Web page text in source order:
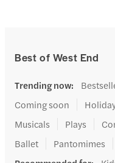
Best of West End
Trending now:
Coming soon
Musicals
Plays
Ballet
Pantomimes